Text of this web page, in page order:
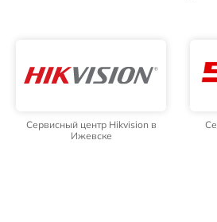
Сервисный центр Hikvision в
Ижевске